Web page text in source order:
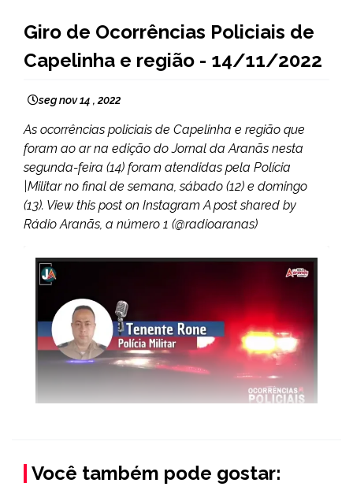
NOTÍCIAS
Giro de Ocorrências Policiais de
Capelinha e região - 14/11/2022
seg nov 14 , 2022
As ocorrências policiais de Capelinha e região que
foram ao ar na edição do Jornal da Aranãs nesta
segunda-feira (14) foram atendidas pela Polícia
|Militar no final de semana, sábado (12) e domingo
(13). View this post on Instagram A post shared by
Rádio Aranãs, a número 1 (@radioaranas)
Você também pode gostar: